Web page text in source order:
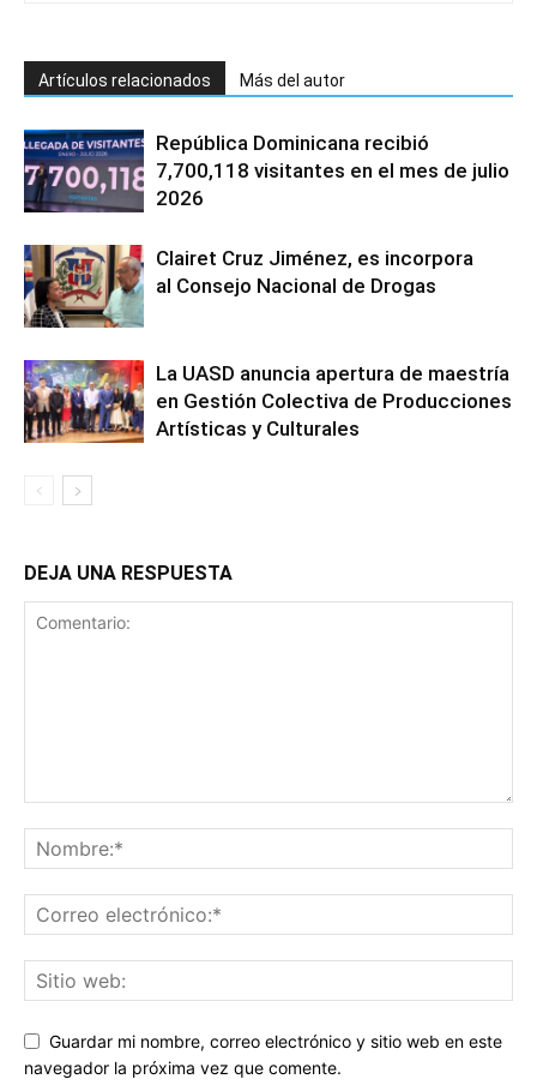
Artículos relacionados Más del autor
República Dominicana recibió
7,700,118 visitantes en el mes de julio
2026
Clairet Cruz Jiménez, es incorpora
al Consejo Nacional de Drogas
La UASD anuncia apertura de maestría
en Gestión Colectiva de Producciones
Artísticas y Culturales
DEJA UNA RESPUESTA
Guardar mi nombre, correo electrónico y sitio web en este
navegador la próxima vez que comente.